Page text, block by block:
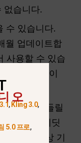
없습니다.
수 있습니다.
월 업데이트합
사용할 수 있습
(이
경우).
양처럼 들릴
만들면 크레딧
일부 동영상 기
오
, Kling 3.0,
5.0 프로,